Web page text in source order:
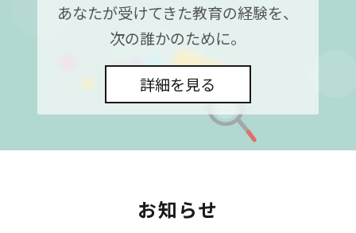
あなたが受けてきた教育の経験を、
次の誰かのために。
詳細を見る
お知らせ